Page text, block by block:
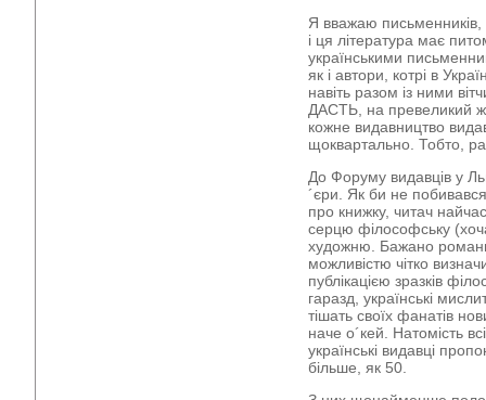
Я вважаю письменників,
і ця література має
українськими
як і автори, котрі в
навіть разом із ними
ДАСТЬ, на превеликий
кожне видавництво
щоквартально. Тобто,
До Форуму видавців у
´єри. Як би не
про книжку, читач
серцю філософську
художню. Бажано
можливістю чітко
публікацією зразків
гаразд, українські
тішать своїх фанатів
наче о´кей. Натомість
українські видавці
більше, як 50.